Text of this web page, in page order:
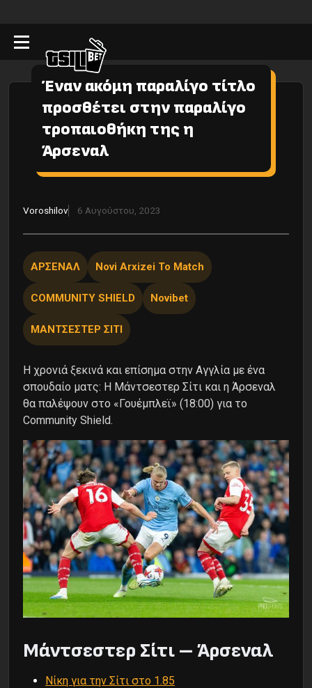
Έναν ακόμη παραλίγο τίτλο
προσθέτει στην παραλίγο
τροπαιοθήκη της η
Άρσεναλ
Voroshilov 6 Αυγούστου, 2023
ΑΡΣΕΝΑΛ Novi Arxizei To Match
COMMUNITY SHIELD Novibet
ΜΑΝΤΣΕΣΤΕΡ ΣΙΤΙ
Η χρονιά ξεκινά και επίσημα στην Αγγλία με ένα
σπουδαίο ματς: Η Μάντσεστερ Σίτι και η Άρσεναλ
θα παλέψουν στο «Γουέμπλεϊ» (18:00) για το
Community Shield.
Μάντσεστερ Σίτι – Άρσεναλ
Νίκη για την Σίτι στο 1.85